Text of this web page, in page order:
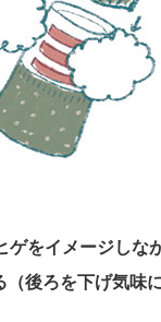
ゲをイメージしな
後ろを下げ気味